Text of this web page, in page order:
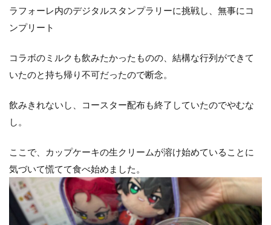
ラフォーレ内のデジタルスタンプラリーに挑戦し、無事にコ
ンプリート
コラボのミルクも飲みたかったものの、結構な行列ができて
いたのと持ち帰り不可だったので断念。
飲みきれないし、コースター配布も終了していたのでやむな
し。
ここで、カップケーキの生クリームが溶け始めていることに
気づいて慌てて食べ始めました。